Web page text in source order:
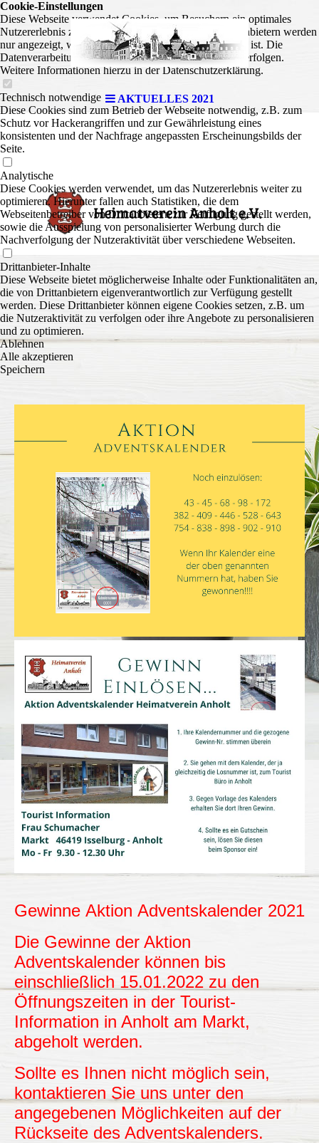
AKTUELLES 2021
Gewinne Aktion Adventskalender 2021
Die Gewinne der Aktion
Adventskalender können bis
einschließlich 15.01.2022 zu den
Öffnungszeiten in der Tourist-
Information in Anholt am Markt,
abgeholt werden.
Sollte es Ihnen nicht möglich sein,
kontaktieren Sie uns unter den
angegebenen Möglichkeiten auf der
Rückseite des Adventskalenders.
Cookie-Einstellungen
Diese Webseite verwendet Cookies, um Besuchern ein optimales
Nutzererlebnis zu bieten. Bestimmte Inhalte von Drittanbietern werden
nur angezeigt, wenn die entsprechende Option aktiviert ist. Die
Datenverarbeitung kann dann auch in einem Drittland erfolgen.
Weitere Informationen hierzu in der Datenschutzerklärung.
Technisch notwendige
Diese Cookies sind zum Betrieb der Webseite notwendig, z.B. zum
Schutz vor Hackerangriffen und zur Gewährleistung eines
konsistenten und der Nachfrage angepassten Erscheinungsbilds der
Seite.
Analytische
Diese Cookies werden verwendet, um das Nutzererlebnis weiter zu
optimieren. Hierunter fallen auch Statistiken, die dem
Webseitenbetreiber von Drittanbietern zur Verfügung gestellt werden,
sowie die Ausspielung von personalisierter Werbung durch die
Nachverfolgung der Nutzeraktivität über verschiedene Webseiten.
Drittanbieter-Inhalte
Diese Webseite bietet möglicherweise Inhalte oder Funktionalitäten an,
die von Drittanbietern eigenverantwortlich zur Verfügung gestellt
werden. Diese Drittanbieter können eigene Cookies setzen, z.B. um
die Nutzeraktivität zu verfolgen oder ihre Angebote zu personalisieren
und zu optimieren.
Ablehnen
Alle akzeptieren
Speichern